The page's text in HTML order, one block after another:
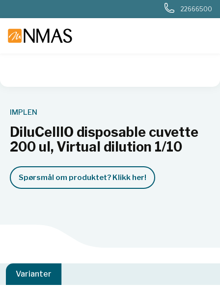
22666500
IMPLEN
DiluCelllO disposable cuvette
200 ul, Virtual dilution 1/10
Spørsmål om produktet? Klikk her!
Varianter